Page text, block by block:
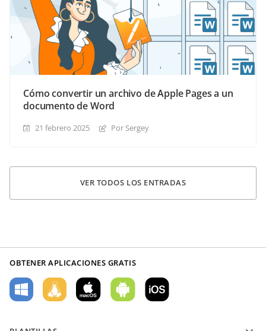
Cómo convertir un archivo de Apple Pages a un
documento de Word
21 febrero 2025 Por Sergey
VER TODOS LOS ENTRADAS
OBTENER APLICACIONES GRATIS